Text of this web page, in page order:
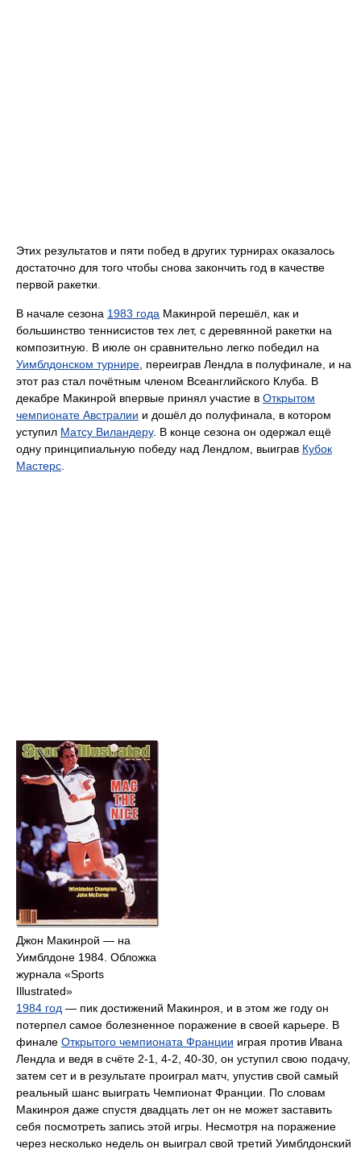
Этих результатов и пяти побед в других турнирах оказалось
достаточно для того чтобы снова закончить год в качестве
первой ракетки.
В начале сезона 1983 года Макинрой перешёл, как и
большинство теннисистов тех лет, с деревянной ракетки на
композитную. В июле он сравнительно легко победил на
Уимблдонском турнире , переиграв Лендла в полуфинале, и на
этот раз стал почётным членом Всеанглийского Клуба. В
декабре Макинрой впервые принял участие в Открытом
чемпионате Австралии и дошёл до полуфинала, в котором
уступил Матсу Виландеру. В конце сезона он одержал ещё
одну принципиальную победу над Лендлом, выиграв Кубок
Мастерс
Джон Макинрой — на
Уимблдоне 1984. Обложка
журнала «Sports
Illustrated»
1984 год — пик достижений Макинроя, и в этом же году он
потерпел самое болезненное поражение в своей карьере. В
финале Открытого чемпионата Франции играя против Ивана
Лендла и ведя в счёте 2-1, 4-2, 40-30, он уступил свою подачу,
затем сет и в результате проиграл матч, упустив свой самый
реальный шанс выиграть Чемпионат Франции. По словам
Макинроя даже спустя двадцать лет он не может заставить
себя посмотреть запись этой игры. Несмотря на поражение
через несколько недель он выиграл свой третий Уимблдонский